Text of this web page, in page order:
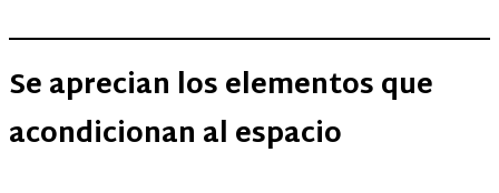
Se aprecian los elementos que
acondicionan al espacio